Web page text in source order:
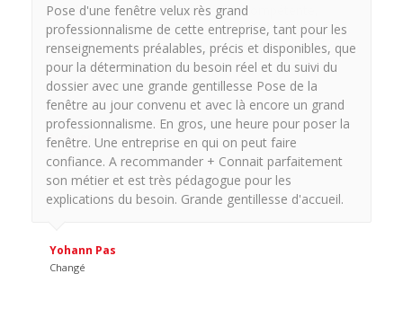
Pose d'une fenêtre velux rès grand
professionnalisme de cette entreprise, tant pour les
renseignements préalables, précis et disponibles, que
pour la détermination du besoin réel et du suivi du
dossier avec une grande gentillesse Pose de la
fenêtre au jour convenu et avec là encore un grand
professionnalisme. En gros, une heure pour poser la
fenêtre. Une entreprise en qui on peut faire
confiance. A recommander + Connait parfaitement
son métier et est très pédagogue pour les
explications du besoin. Grande gentillesse d'accueil.
Yohann Pas
Changé